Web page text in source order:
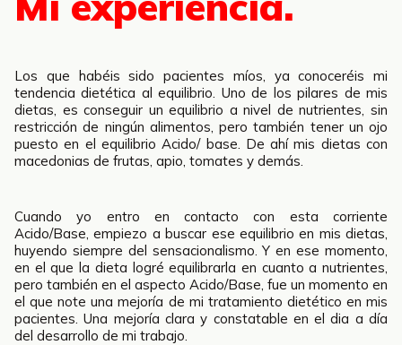
Los que habéis sido pacientes míos, ya conoceréis mi
tendencia dietética al equilibrio. Uno de los pilares de mis
dietas, es conseguir un equilibrio a nivel de nutrientes, sin
restricción de ningún alimentos, pero también tener un ojo
puesto en el equilibrio Acido/ base. De ahí mis dietas con
macedonias de frutas, apio, tomates y demás.
Cuando yo entro en contacto con esta corriente
Acido/Base, empiezo a buscar ese equilibrio en mis dietas,
huyendo siempre del sensacionalismo. Y en ese momento,
en el que la dieta logré equilibrarla en cuanto a nutrientes,
pero también en el aspecto Acido/Base, fue un momento en
el que note una mejoría de mi tratamiento dietético en mis
pacientes. Una mejoría clara y constatable en el dia a día
del desarrollo de mi trabajo.